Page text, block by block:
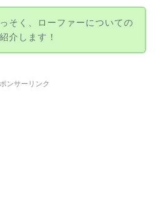
そく、ローファーについての
介します！
ンサーリンク